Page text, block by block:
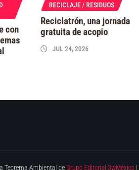
con
RECICLAJE / RESIDUOS
Reciclatrón, una jornada
gratuita de acopio
JUL 24, 2026
Teorema Ambiental de Grupo Editorial 3wMéxico |